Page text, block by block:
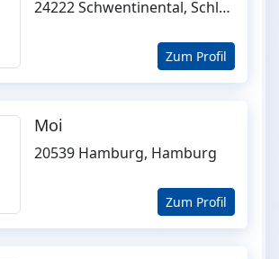
24222 Schwentinental, Schleswig-Holstein
Zum Profil
Moi
20539 Hamburg, Hamburg
Zum Profil